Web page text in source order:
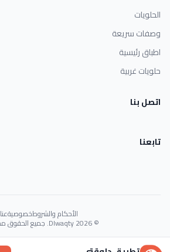
الحلويات
وصفات سريعة
اطباق رئيسية
حلويات غربية
اتصل بنا
تابعنا
الأحكام والشروطخصوصيةعنا
© 2026 Dlwaqty. جميع الحقوق محفوظة.
Powered byGAIT